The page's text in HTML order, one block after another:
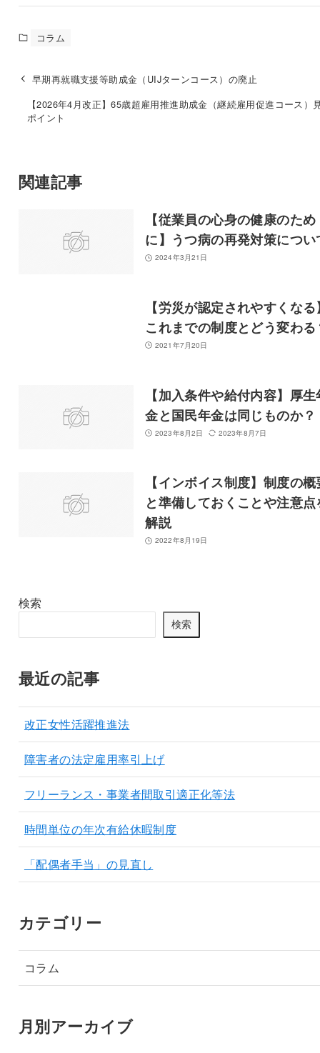
コラム
早期再就職支援等助成金（UIJターンコース）の廃止
【2026年4月改正】65歳超雇用推進助成金（継続雇用促進コース）
ポイント
関連記事
【従業員の心身の健康のため
に】うつ病の再発対策につい
2024年3月21日
【労災が認定されやすくなる
これまでの制度とどう変わる
2021年7月20日
【加入条件や給付内容】厚生
金と国民年金は同じものか？
2023年8月2日 2023年8月7日
【インボイス制度】制度の概
と準備しておくことや注意点
解説
2022年8月19日
検索
検索
最近の記事
改正女性活躍推進法
障害者の法定雇用率引上げ
フリーランス・事業者間取引適正化等法
時間単位の年次有給休暇制度
「配偶者手当」の見直し
カテゴリー
コラム
月別アーカイブ